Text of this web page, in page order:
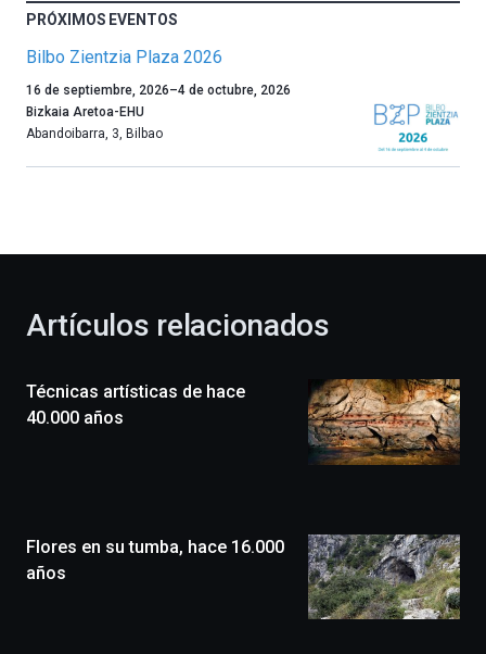
PRÓXIMOS EVENTOS
Bilbo Zientzia Plaza 2026
Un
año
más,
celebración
novena
edición
un
festival
16 de septiembre, 2026–4 de octubre, 2026
Bizkaia Aretoa-EHU
Abandoibarra, 3, Bilbao
Artículos relacionados
Técnicas artísticas de hace
40.000 años
Flores en su tumba, hace 16.000
años